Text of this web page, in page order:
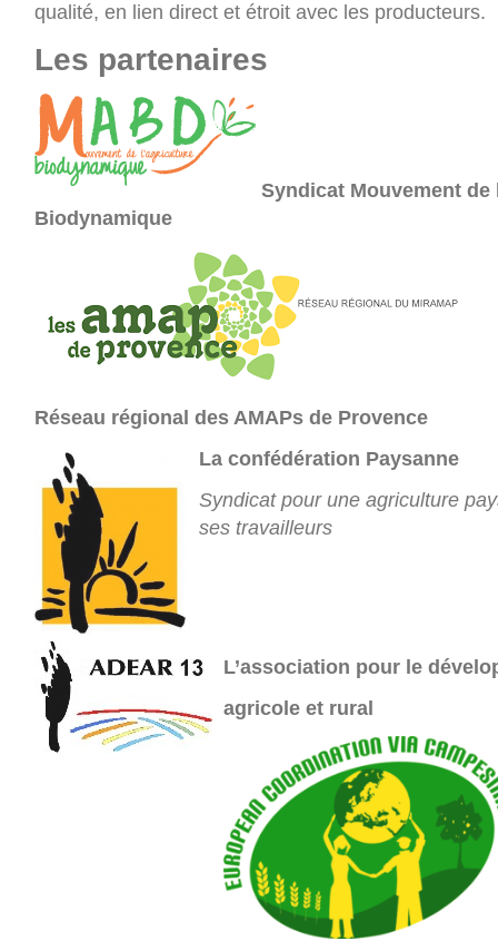
qualité, en lien direct et étroit avec les producteurs.
Les partenaires
Syndicat Mouvement de
Biodynamique
Réseau régional des AMAPs de Provence
La confédération Paysanne
Syndicat pour une agriculture
ses travailleurs
L’association pour le
agricole et rural